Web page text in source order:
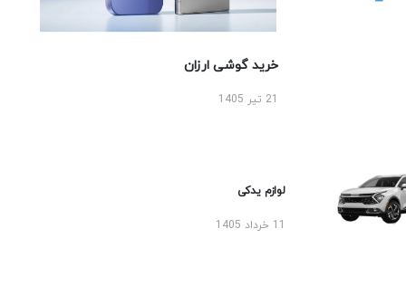
خرید گوشی ارزان
لوازم یدکی